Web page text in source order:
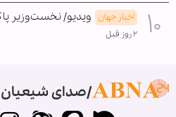
اخبار جهان ویدیو/ نخست‌وزیر
۲ روز قبل
صدای شیعیان